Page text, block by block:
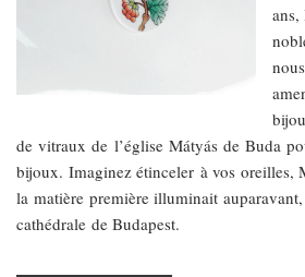
ans,
de vitraux de l’église Mátyás de Buda
bijoux. Imaginez étinceler à vos oreilles,
la matière première illuminait
cathédrale de Budapest.